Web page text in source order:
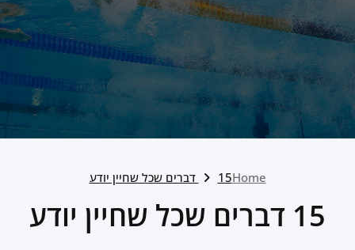
Home15 דברים שכל שחיין יודע
15 דברים שכל שחיין יודע